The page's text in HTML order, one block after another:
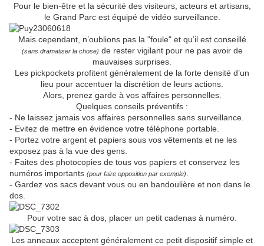
Pour le bien-être et la sécurité des visiteurs, acteurs et artisans,
le Grand Parc est équipé de vidéo surveillance.
Mais cependant, n’oublions pas la "foule" et qu’il est conseillé
(sans dramatiser la chose) de rester vigilant pour ne pas avoir de
mauvaises surprises.
Les pickpockets profitent généralement de la forte densité d’un
lieu pour accentuer la discrétion de leurs actions.
Alors, prenez garde à vos affaires personnelles.
Quelques conseils préventifs :
- Ne laissez jamais vos affaires personnelles sans surveillance.
- Evitez de mettre en évidence votre téléphone portable.
- Portez votre argent et papiers sous vos vêtements et ne les
exposez pas à la vue des gens.
- Faites des photocopies de tous vos papiers et conservez les
numéros importants (pour faire opposition par exemple)
- Gardez vos sacs devant vous ou en bandoulière et non dans le
dos.
Pour votre sac à dos, placer un petit cadenas à numéro.
Les anneaux acceptent généralement ce petit dispositif simple et